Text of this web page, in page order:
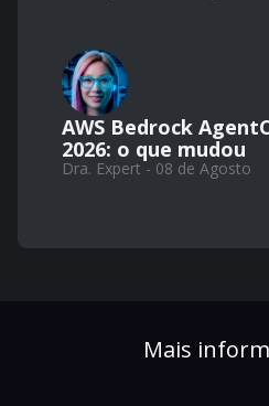
AWS Bedrock
2026: o que mudou
Dra. Expert - 08 de Agosto
Mais